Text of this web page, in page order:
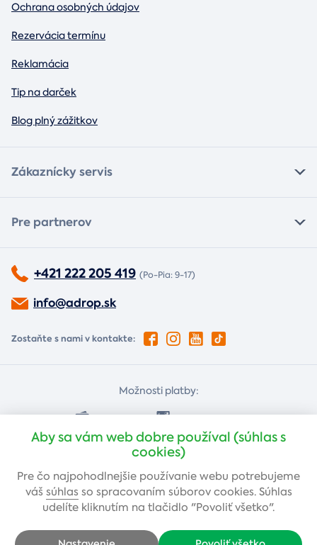
Ochrana osobných údajov
Rezervácia termínu
Reklamácia
Tip na darček
Blog plný zážitkov
Zákaznícky servis
Pre partnerov
+421 222 205 419 (Po-Pia: 9-17)
info@adrop.sk
Zostaňte s nami v kontakte:
Možnosti platby:
Dobierkou Platba kartou
Aby sa vám web dobre používal (súhlas s
cookies)
Pre čo najpohodlnejšie používanie webu potrebujeme
váš súhlas so spracovaním súborov cookies. Súhlas
udelíte kliknutím na tlačidlo "Povoliť všetko".